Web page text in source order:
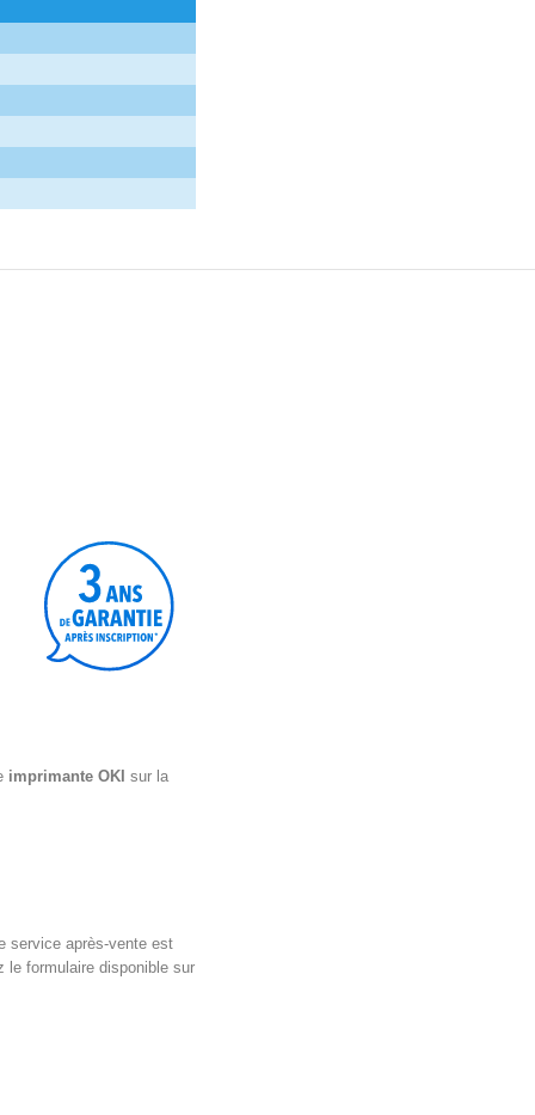
imprimante OKI sur la
service après-vente est
le formulaire disponible sur